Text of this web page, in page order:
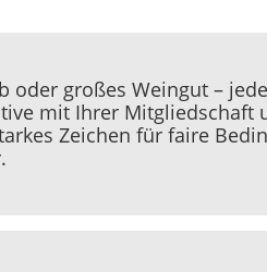
oder großes Weingut –
mit Ihrer Mitgliedschaft
Zeichen für faire